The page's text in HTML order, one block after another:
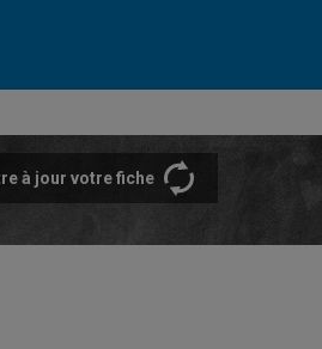
à jour votre fiche